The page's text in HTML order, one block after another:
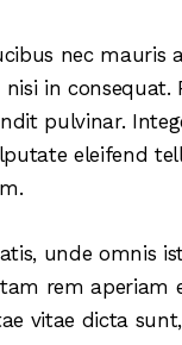
nec mauris
nisi in consequat.
pulvinar.
eleifend
unde omnis
rem aperiam
vitae dicta